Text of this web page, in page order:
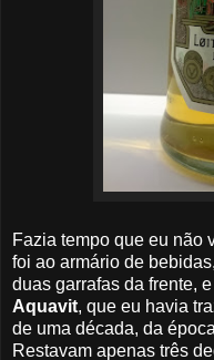
Fazia tempo que eu não
foi ao armário de
duas garrafas da frente,
Aquavit, que eu havia
de uma década, da
Restavam apenas três